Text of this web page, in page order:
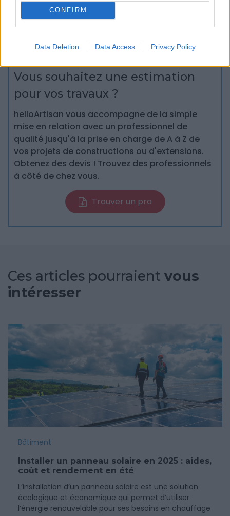
CONFIRM
Data Deletion Data Access Privacy Policy
Vous souhaitez une estimation
pour vos travaux ?
helloArtisan vous accompagne de la simple
mise en relation avec un professionnel de
qualité jusqu'à la prise en charge de A à Z de
vos projets de constructions ou d'extensions.
Obtenez des devis ! Trouvez des professionnels
à côté de chez vous.
Trouver un pro
Ces articles pourraient vous
intéresser
Bâtiment
Installer un panneau solaire en 2025 : aides,
coût et rendement en été
L’installation d’un panneau solaire est une solution
écologique et économique qui permet d’utiliser
l’énergie renouvelable pour ses besoins en chauffage